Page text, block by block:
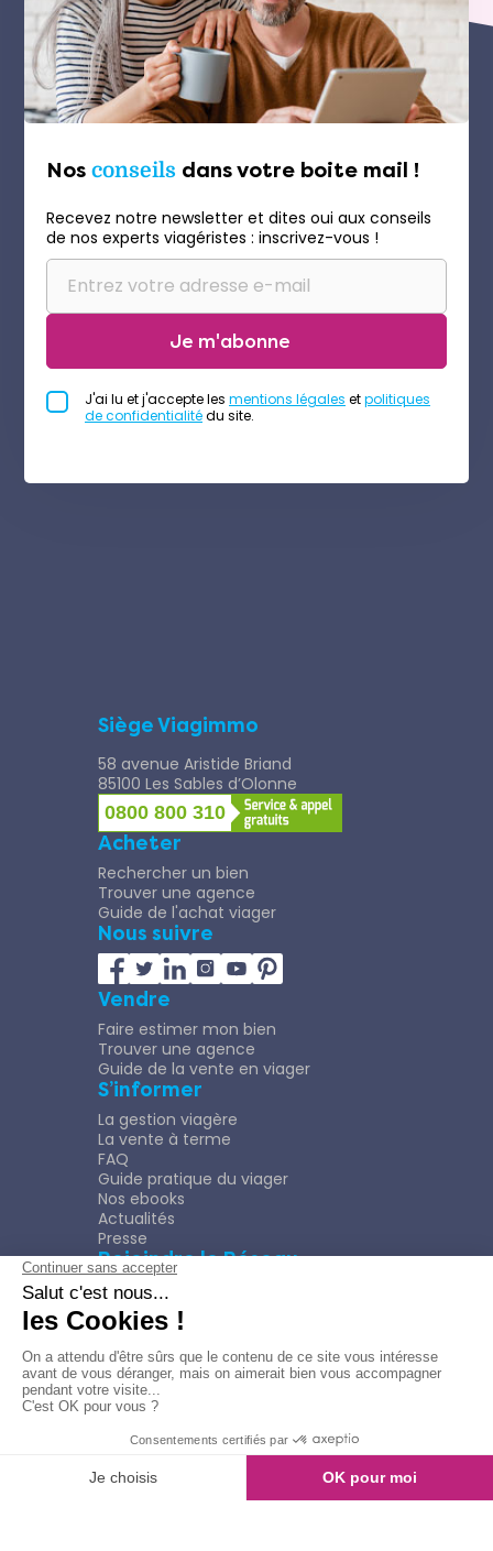
Nos conseils dans votre boite mail !
Recevez notre newsletter et dites oui aux conseils
de nos experts viagéristes : inscrivez-vous !
Je m'abonne
J'ai lu et j'accepte les mentions légales etpolitiques
de confidentialitédu site.
Siège Viagimmo
58 avenue Aristide Briand
85100 Les Sables d’Olonne
0800 800 310
Acheter
Rechercher un bien
Trouver une agence
Guide de l'achat viager
Nous suivre
Vendre
Faire estimer mon bien
Trouver une agence
Guide de la vente en viager
S’informer
La gestion viagère
La vente à terme
FAQ
Guide pratique du viager
Nos ebooks
Actualités
Presse
Rejoindre le Réseau
Nous rejoindre
Plaquette
Confidentialité
Plan du site
Mentions légales
Politique de confidentialité
Viagimmo - Tout droits réservés